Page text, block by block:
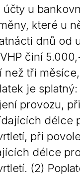
u
které u
dnů od
činí
tři
je
provozu,
délce
při
délce
(2)